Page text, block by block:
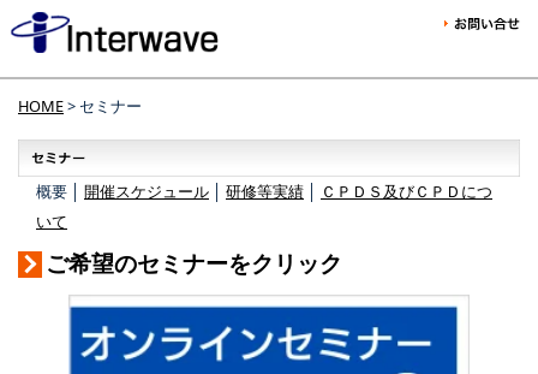
HOME> セミナー
概要 │ 開催スケジュール 研修等実績
ＣＰＤＳ及びＣＰＤにつ
いて
ご希望のセミナーをクリック